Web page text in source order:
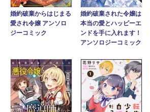
婚約破棄からはじまる
愛され令嬢 アンソロ
ジーコミック
婚約破棄された令嬢は
本当の愛とハッピーエ
ンドを手に入れます！
アンソロジーコミック